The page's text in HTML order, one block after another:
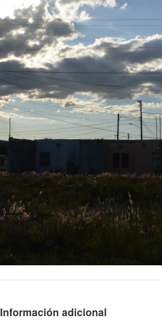
Información adicional